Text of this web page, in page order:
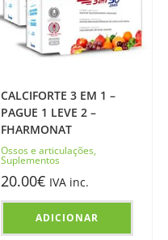
CALCIFORTE 3 EM 1 –
PAGUE 1 LEVE 2 –
FHARMONAT
Ossos e articulações,
Suplementos
20.00€ IVA inc.
ADICIONAR